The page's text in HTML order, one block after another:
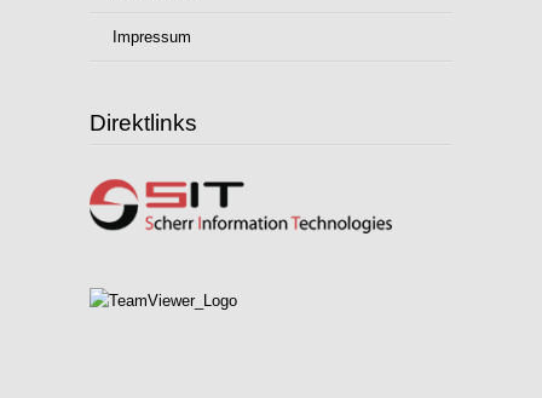
Impressum
Direktlinks